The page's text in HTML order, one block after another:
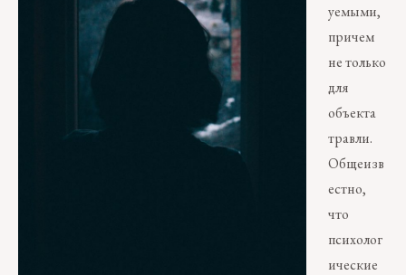
уемыми,
причем
не только
для
объекта
травли.
Общеизв
естно,
что
психолог
ические